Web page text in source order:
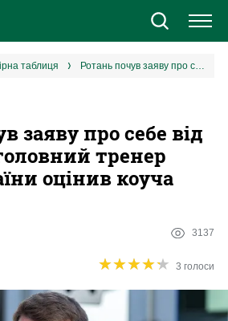
Новини
Єврокубки
УПЛ
Різне
таблиця Ротань почув заяву про себе від Мальдери: головний тренер збірної України оцінив коуча Полісся
заяву про себе від
тренер
оцінив коуча
3137
★★★★★
★★★★★ 3 голоси